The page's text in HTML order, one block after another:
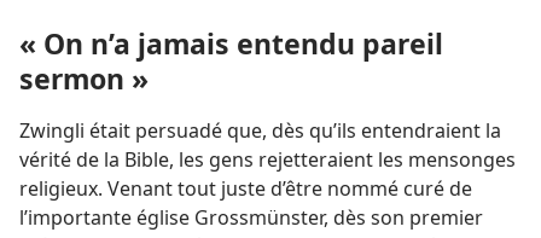
« On n’a jamais entendu pareil
sermon »
Zwingli était persuadé que, dès qu’ils entendraient la
vérité de la Bible, les gens rejetteraient les mensonges
religieux. Venant tout juste d’être nommé curé de
l’importante église Grossmünster, dès son premier